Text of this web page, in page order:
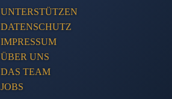
UNTERSTÜTZEN
DATENSCHUTZ
IMPRESSUM
ÜBER UNS
DAS TEAM
JOBS